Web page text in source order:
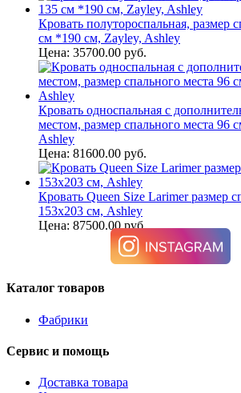
Кровать полутороспальная, размер
см *190 см, Zayley, Ashley
Цена: 35700.00 руб.
Кровать односпальная с
местом, размер спального места 96
Ashley
Цена: 81600.00 руб.
Кровать Queen Size Larimer размер
153х203 см, Ashley
Цена: 87500.00 руб.
Каталог товаров
Фабрики
Сервис и помощь
Доставка товара